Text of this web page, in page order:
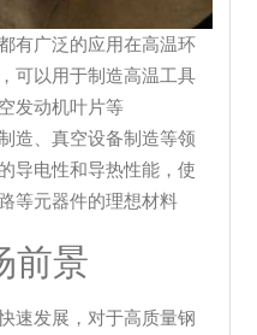
有广泛的应用在高温环
可以用于制造高温工具
发动机叶片等
造、真空设备制造等领
导电性和导热性能，使
等元器件的理想材料
前景
速发展，对于高质量钢